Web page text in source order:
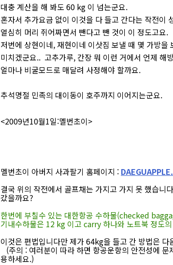
대충 계산을 해 봐도 60 kg 이 넘는군요.
혼자서 추가요금 없이 이것을 다 들고 간다는 작전이
열심히 머리 쥐어짜면서 뺀다고 뺀 것이 이 정도고요.
저번에 상현이네, 재현이네 이삿짐 보낼 때 몇 가방을
미치겠군요.. 고추가루, 간장 뭐 이런 거에서 언제 해
얼마나 비굴모드로 매달려 사정해야 할까요.
추석명절 민족의 대이동이 호주까지 이어지는군요.
<2009년10월1일:멜번초이>
멜번초이 아버지 사과팔기 홈페이지 :
결국 위의 작전에서 골프채는 가지고 가지 못 했습니
갔을까요?
한번에 부칠수 있는 대한항공 수하물(checked
기내수하물은 12 kg 이고 carry 하나와 노트북 정도
이것은 편법입니다만 제가 64kg을 들고 간 방법은 다
(주의 : 여러분이 따라 하면 항공운항의 안전성에
용하세요.)